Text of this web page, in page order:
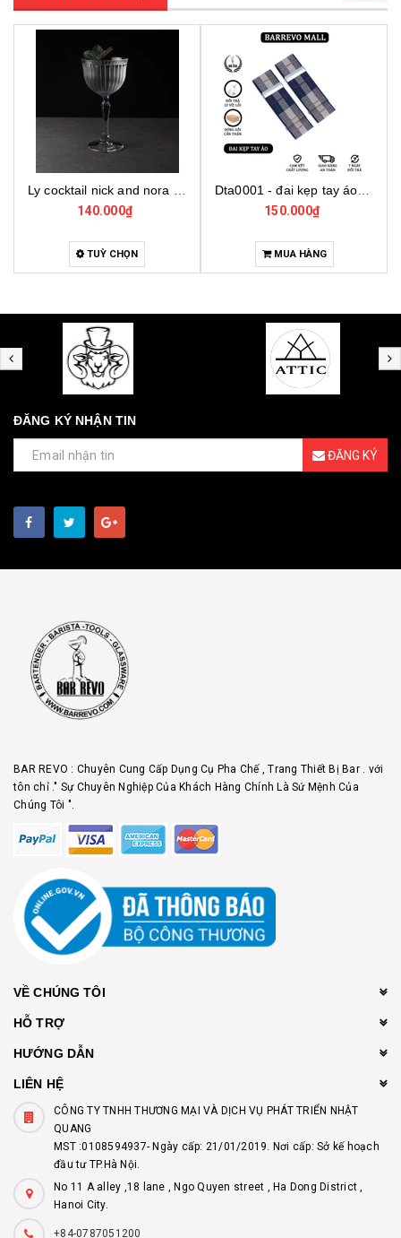
Ly cocktail nick and nora 440290, ly thủy tinh cocktail cao cấp, ly thủy tinh thổ nhĩ kỳ
TUỲ CHỌN
Dta0001 - đai kẹp tay áo cho bartender
MUA HÀNG
ĐĂNG KÝ NHẬN TIN
ĐĂNG KÝ
BAR REVO : Chuyên Cung Cấp Dụng Cụ Pha Chế , Trang Thiết Bị Bar . với
tôn chỉ ." Sự Chuyên Nghiệp Của Khách Hàng Chính Là Sứ Mệnh Của
Chúng Tôi ".
VỀ CHÚNG TÔI
HỖ TRỢ
HƯỚNG DẪN
LIÊN HỆ
CÔNG TY TNHH THƯƠNG MẠI VÀ DỊCH VỤ PHÁT TRIỂN NHẬT
QUANG
MST :0108594937- Ngày cấp: 21/01/2019. Nơi cấp: Sở kế hoạch
đầu tư TP.Hà Nội.
No 11 A alley ,18 lane , Ngo Quyen street , Ha Dong District ,
Hanoi City.
+84-0787051200